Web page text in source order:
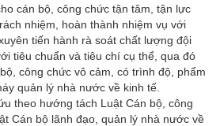
cán bộ, công chức tận tâm, tận lực
nhiệm, hoàn thành nhiệm vụ với
tiến hành rà soát chất lượng đội
tiêu chuẩn và tiêu chí cụ thể, qua đó
công chức vô cảm, có trình độ, phẩm
quản lý nhà nước về kinh tế.
theo hướng tách Luật Cán bộ, công
Cán bộ lãnh đạo, quản lý nhà nước về